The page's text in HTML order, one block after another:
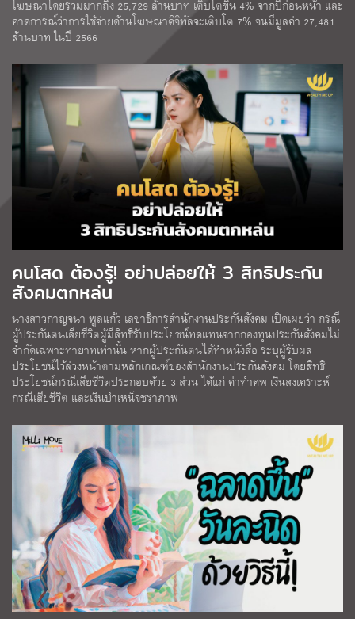
โฆษณาโดยรวมมากถึง 25,729 ล้านบาท เติบโตขึ้น 4% จากปีก่อนหน้า และ
คาดการณ์ว่าการใช้จ่ายด้านโฆษณาดิจิทัลจะเติบโต 7% จนมีมูลค่า 27,481
ล้านบาท ในปี 2566
คนโสด ต้องรู้! อย่าปล่อยให้ 3 สิทธิประกัน
สังคมตกหล่น
นางสาวกาญจนา พูลแก้ว เลขาธิการสำนักงานประกันสังคม เปิดเผยว่า กรณี
ผู้ประกันตนเสียชีวิตผู้มีสิทธิรับประโยชน์ทดแทนจากกองทุนประกันสังคมไม่
จำกัดเฉพาะทายาทเท่านั้น หากผู้ประกันตนได้ทำหนังสือ ระบุผู้รับผล
ประโยชน์ไว้ล่วงหน้าตามหลักเกณฑ์ของสำนักงานประกันสังคม โดยสิทธิ
ประโยชน์กรณีเสียชีวิตประกอบด้วย 3 ส่วน ได้แก่ ค่าทำศพ เงินสงเคราะห์
กรณีเสียชีวิต และเงินบำเหน็จชราภาพ